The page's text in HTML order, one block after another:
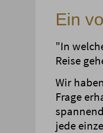
Ein
"In
Reise
Wir
Frage
jede